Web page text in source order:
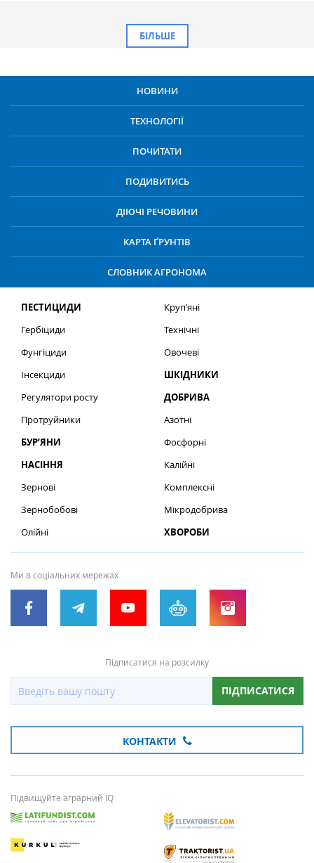
БІЛЬШЕ
НОВИНИ
ТЕХНОЛОГІЇ
ПОЧИТАТИ
ПОДИВИТИСЬ
ДІЮЧІ РЕЧОВИНИ
КАРТА ҐРУНТІВ
СЛОВНИК АГРОНОМА
ПЕСТИЦИДИ
Гербіциди
Фунгіциди
Інсекциди
Регулятори росту
Протруйники
БУР’ЯНИ
НАСІННЯ
Зернові
Зернобобові
Олійні
Круп’яні
Технічні
Овочеві
ШКІДНИКИ
ДОБРИВА
Азотні
Фосфорні
Калійні
Комплексні
Мікродобрива
ХВОРОБИ
Ми в соціальних мережах
Підписатися на розсилку
ПІДПИСАТИСЯ
КОНТАКТИ
Підвищуйте аграрний IQ